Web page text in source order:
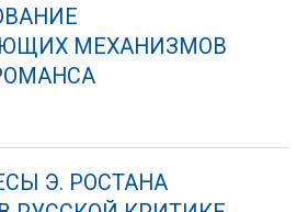
МЕХАНИЗМОВ
Э. РОСТАНА